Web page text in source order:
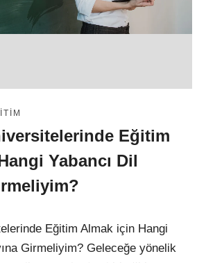
Eğitim
Yabancı Dil
Eğitim Almak için Hangi
Girmeliyim? Geleceğe yönelik